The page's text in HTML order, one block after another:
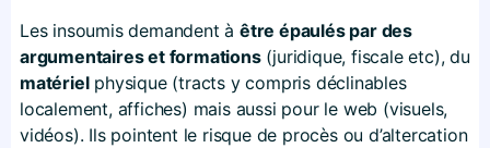
Les insoumis demandent à être épaulés par des
argumentaires et formations(juridique, fiscale etc), du
matérielphysique (tracts y compris déclinables
localement, affiches) mais aussi pour le web (visuels,
vidéos). Ils pointent le risque de procès ou d’altercation